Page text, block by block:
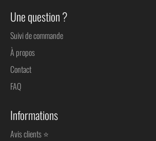
Une question ?
Suivi de commande
À propos
Contact
FAQ
Informations
Avis clients ⭐